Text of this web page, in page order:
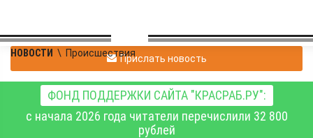
НОВОСТИ \ ПроисшествияПрислать новость
ФОНД ПОДДЕРЖКИ САЙТА "КРАСРАБ.РУ":
с начала 2026 года читатели перечислили 32 800
рублей